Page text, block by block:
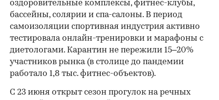
оздоровительные комплексы, фитнес-клубы,
бассейны, солярии и спа-салоны. В период
самоизоляции спортивная индустрия активно
тестировала онлайн-тренировки и марафоны с
диетологами. Карантин не пережили 15–20%
участников рынка (в столице до пандемии
работало 1,8 тыс. фитнес-объектов).
С 23 июня открыт сезон прогулок на речных